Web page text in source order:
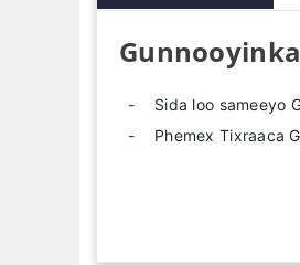
Sida loo sameeyo
Phemex Tixraaca